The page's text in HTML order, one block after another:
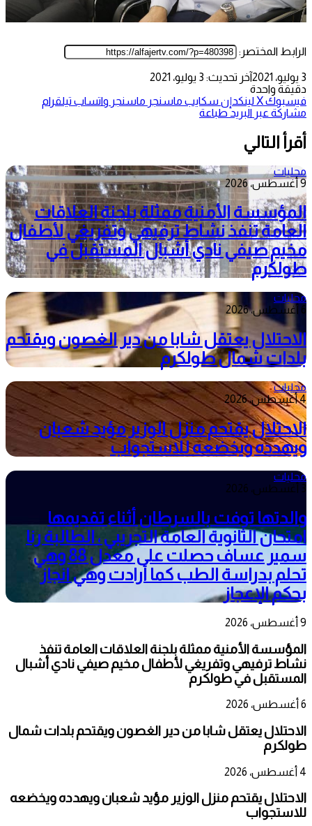
الرابط المختصر:
3 يوليو، 2021
آخر تحديث: 3 يوليو، 2021
دقيقة واحدة
فيسبوك‫Xلينكدإن سكايب ماسنجر ماسنجر واتساب تيلقرام
مشاركة عبر البريد طباعة
أقرأ التالي
محليات
9 أغسطس، 2026
المؤسسة الأمنية ممثلة بلجنة العلاقات
العامة تنفذ نشاط ترفيهي وتفريغي لأطفال
مخيم صيفي نادي أشبال المستقبل في
طولكرم
محليات
6 أغسطس، 2026
الاحتلال يعتقل شابا من دير الغصون ويقتحم
بلدات شمال طولكرم
محليات
4 أغسطس، 2026
الاحتلال يقتحم منزل الوزير مؤيد شعبان
ويهدده ويخضعه للاستجواب
محليات
3 أغسطس، 2026
والدتها توفت بالسرطان أثناء تقديمها
امتحان الثانوية العامة التجريبي ، الطالبة رنا
سمير عساف حصلت على معدل 88 وهي
تحلم بدراسة الطب كما أرادت وهي انجاز
بحكم الإعجاز
9 أغسطس، 2026
المؤسسة الأمنية ممثلة بلجنة العلاقات العامة تنفذ
نشاط ترفيهي وتفريغي لأطفال مخيم صيفي نادي أشبال
المستقبل في طولكرم
6 أغسطس، 2026
الاحتلال يعتقل شابا من دير الغصون ويقتحم بلدات شمال
طولكرم
4 أغسطس، 2026
الاحتلال يقتحم منزل الوزير مؤيد شعبان ويهدده ويخضعه
للاستجواب